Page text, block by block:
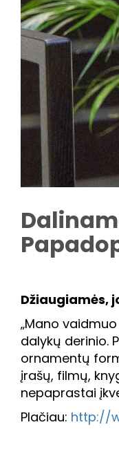
Džiaugiamės,
„Mano
dalykų derinio.
ornamentų
įrašų, filmų,
nepaprastai
Plačiau: http://